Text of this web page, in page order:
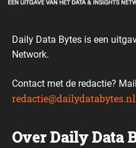
Daily Data Bytes is een
Network.
Contact met de redactie?
redactie@dailydatabytes.nl
Over Daily Data